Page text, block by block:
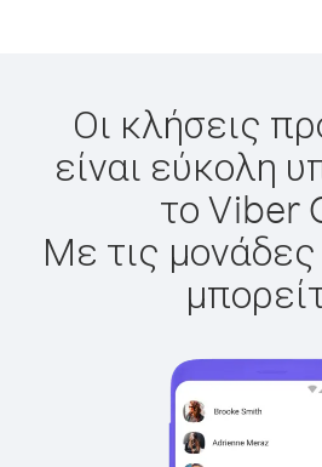
Οι κλήσεις
είναι εύκολη
το Viber
Με τις